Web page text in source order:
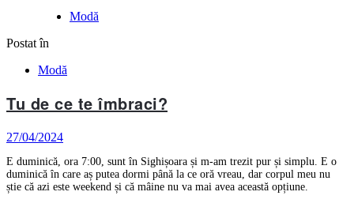
Modă
Postat în
Modă
Tu de ce te îmbraci?
27/04/2024
E duminică, ora 7:00, sunt în Sighișoara și m-am trezit pur și simplu. E o
duminică în care aș putea dormi până la ce oră vreau, dar corpul meu nu
știe că azi este weekend și că mâine nu va mai avea această opțiune.